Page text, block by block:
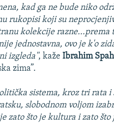
kad ga ne bude niko
rukopisi koji su
kolekcije razne...prema
jednostavna, ovo je k'o
izgleda'', kaže Ibrahim
zima”.
sistema, kroz tri rata i
slobodnom voljom
zato što je kultura i zato što